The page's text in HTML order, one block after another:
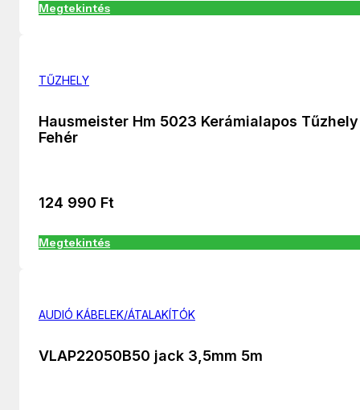
Megtekintés
TŰZHELY
Hausmeister Hm 5023 Kerámialapos Tűzhely
Fehér
124 990 Ft
Megtekintés
AUDIÓ KÁBELEK/ÁTALAKÍTÓK
VLAP22050B50 jack 3,5mm 5m